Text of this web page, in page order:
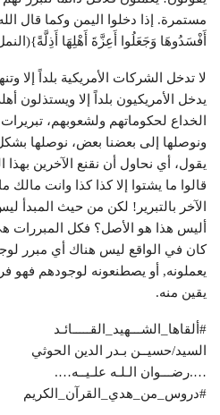
مستمرة. إذا دخلوا اليمن وكما قال
أَفْسَدُوهَا وَجَعَلُوا أَعِزَّةَ أَهْلِهَا أَذِلَّةً}(النمل:
لا تدخل الشركات الأمريكية بلداً إلا
يدخل الأمريكيون بلداً إلا
الخداع لحكوماتهم ولشعوبهم،
ونوصلها إلى بعضنا بعض، نوصلها
يقول، أي نحاول أن نقنع الآخرين بهذا
قالوا ما يشتوا إلا كذا كذا وانت
الآخر بالتبرير! لكن من حيث المبدأ
أليس هذا هو الأصل؟ فكل المبررات
كان في الواقع ليس هناك أي مبرر
يعملونه, أو يصطنعونه لوجودهم
يقين منه.
#ألقاها_الشـــهيد_القـــــائـد
السيد/حسيــن بـدر الدين الحوثي
….رضـــوان الـلـه علـيــه….
#دروس_من_هدي_القرآن_الكريم